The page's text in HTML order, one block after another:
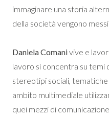
immaginare una storia
della società vengono
Daniela Comanivive e
lavoro si concentra su temi
stereotipi sociali, tematiche
ambito multimediale
quei mezzi di